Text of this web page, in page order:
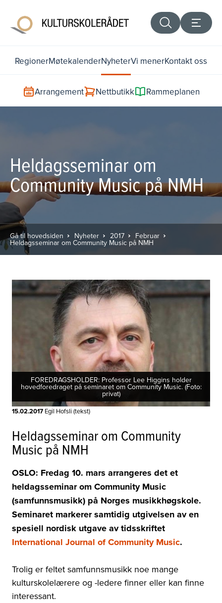
RegionerMøtekalenderNyheterVi menerKontakt oss
Arrangement Nettbutikk Rammeplanen
Heldagsseminar om
Community Music på NMH
Gå til hovedsiden Nyheter 2017 Februar
Heldagsseminar om Community Music på NMH
FOREDRAGSHOLDER: Professor Lee Higgins holder
hovedforedraget på seminaret om Community Music. (Foto:
privat)
15.02.2017 Egil Hofsli (tekst)
Heldagsseminar om Community
Music på NMH
OSLO: Fredag 10. mars arrangeres det et
heldagsseminar om Community Music
(samfunnsmusikk) på Norges musikkhøgskole.
Seminaret markerer samtidig utgivelsen av en
spesiell nordisk utgave av tidsskriftet
International Journal of Community Music.
Trolig er feltet samfunnsmusikk noe mange
kulturskolelærere og -ledere finner eller kan finne
interessant.